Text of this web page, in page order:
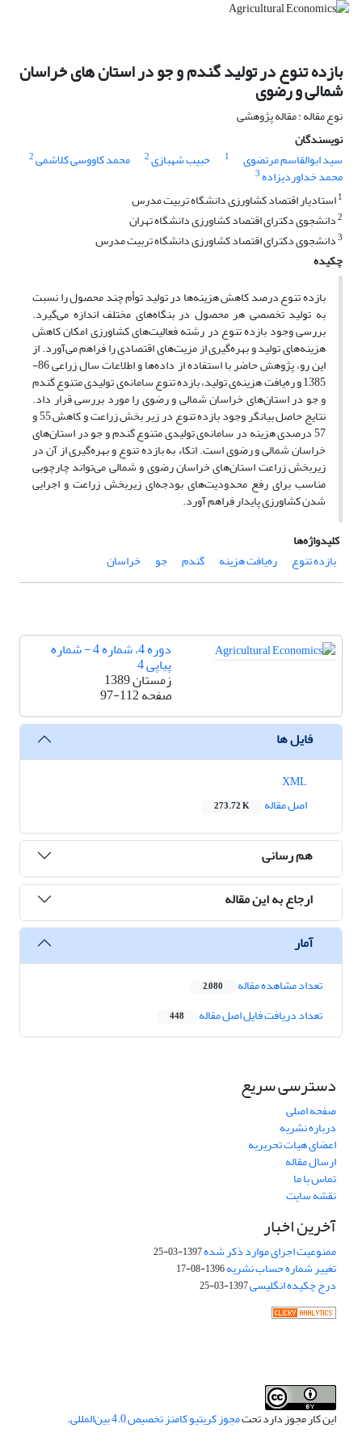
بازده تنوع در تولید گندم و جو در استان های خراسان
شمالی و رضوی
نوع مقاله : مقاله پژوهشی
نویسندگان
سید ابوالقاسم مرتضوی
1 حبیب شهبازی2 محمد کاووسی کلاشمی2
محمد خداوردیزاده3
1استادیار اقتصاد کشاورزی دانشگاه تربیت مدرس
2دانشجوی دکترای اقتصاد کشاورزی دانشگاه تهران
3دانشجوی دکترای اقتصاد کشاورزی دانشگاه تربیت مدرس
چکیده
بازده تنوع درصد کاهش هزینه‌ها در تولید توأم چند محصول را نسبت
به تولید تخصصی هر محصول در بنگاه‌های مختلف اندازه می‌گیرد.
بررسی وجود بازده تنوع در رشته فعالیت‌های کشاورزی امکان کاهش
هزینه‌های تولید و بهره‌گیری از مزیت‌های اقتصادی را فراهم می‌آورد. از
این رو، پژوهش حاضر با استفاده از داده‌ها و اطلاعات سال زراعی 86-
1385 و ره‌یافت هزینه‌ی تولید، بازده تنوع سامانه‌ی تولیدی متنوع گندم
و جو در استان‌های خراسان شمالی و رضوی را مورد بررسی قرار داد.
نتایج حاصل بیانگر وجود بازده تنوع در زیر بخش زراعت و کاهش 55 و
57 درصدی هزینه در سامانه‌ی تولیدی متنوع گندم و جو در استان‌های
خراسان شمالی و رضوی است. اتکاء به بازده تنوع و بهره‌گیری از آن در
زیربخش زراعت استان‌های خراسان رضوی و شمالی می‌تواند چارچوبی
مناسب برای رفع محدودیت‌های بودجه‌ای زیربخش زراعت و اجرایی
شدن کشاورزی پایدار فراهم آورد.
کلیدواژه‌ها
بازده تنوع
ره‌یافت هزینه گندم جو خراسان
دوره 4، شماره 4 - شماره
پیاپی 4
زمستان 1389
صفحه97-112
فایل ها
اصل مقاله
273.72 K
هم رسانی
ارجاع به این مقاله
آمار
تعداد مشاهده مقاله 2,080
تعداد دریافت فایل اصل مقاله 448
دسترسی سریع
صفحه اصلی
درباره نشریه
اعضای هیات تحریریه
ارسال مقاله
تماس با ما
نقشه سایت
آخرین اخبار
ممنوعیت اجرای موارد ذکر شده1397-03-25
تغییر شماره حساب نشریه1396-08-17
درج چکیده انگلیسی1397-03-25
این کار مجوز دارد تحتمجوز کریتیو کامنز تخصیص 4.0 بین‌المللی .